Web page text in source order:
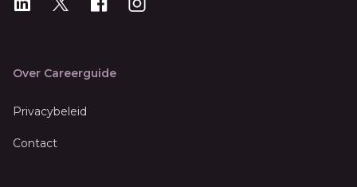
Over Careerguide
Privacybeleid
Contact